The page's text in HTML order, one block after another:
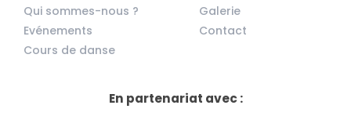
Qui sommes-nous ?
Evénements
Cours de danse
Galerie
Contact
En partenariat avec :